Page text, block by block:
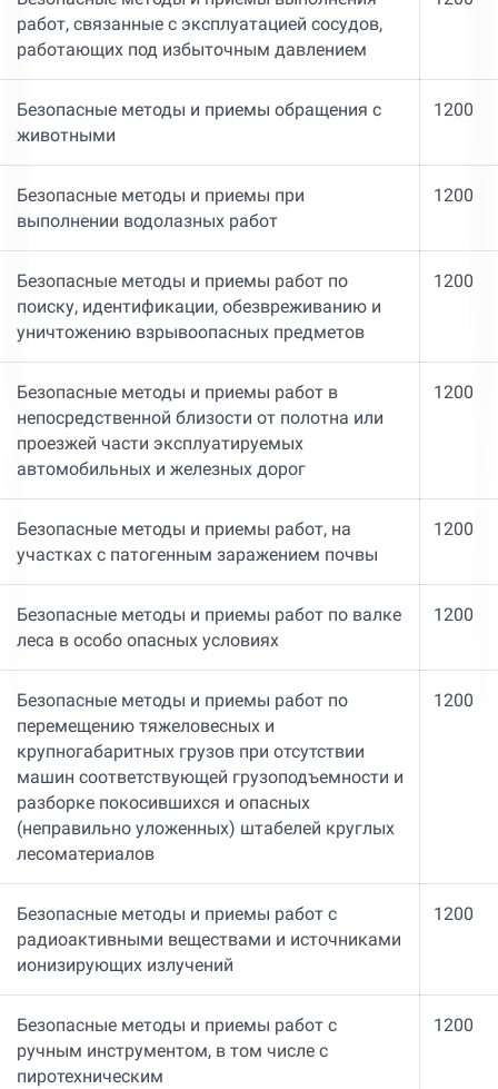
работ, связанные с эксплуатацией сосудов,
работающих под избыточным давлением
Безопасные методы и приемы обращения с
животными
1200
Безопасные методы и приемы при
выполнении водолазных работ
1200
Безопасные методы и приемы работ по
поиску, идентификации, обезвреживанию и
уничтожению взрывоопасных предметов
1200
Безопасные методы и приемы работ в
непосредственной близости от полотна или
проезжей части эксплуатируемых
автомобильных и железных дорог
1200
Безопасные методы и приемы работ, на
участках с патогенным заражением почвы
1200
Безопасные методы и приемы работ по валке
леса в особо опасных условиях
1200
Безопасные методы и приемы работ по
перемещению тяжеловесных и
крупногабаритных грузов при отсутствии
машин соответствующей грузоподъемности и
разборке покосившихся и опасных
(неправильно уложенных) штабелей круглых
лесоматериалов
1200
Безопасные методы и приемы работ с
радиоактивными веществами и источниками
ионизирующих излучений
1200
Безопасные методы и приемы работ с
ручным инструментом, в том числе с
пиротехническим
1200